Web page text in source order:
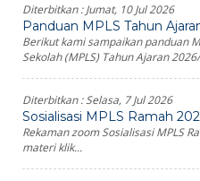
Diterbitkan :Jumat, 10 Jul 2026
Panduan MPLS Tahun
Berikut kami sampaikan panduan
Sekolah (MPLS) Tahun Ajaran
Diterbitkan :Selasa, 7 Jul 2026
Sosialisasi MPLS Ramah
Rekaman zoom Sosialisasi MPLS
materi klik...